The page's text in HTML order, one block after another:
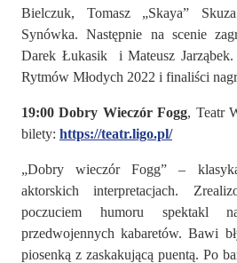
Bielczuk, Tomasz „Skaya”
Synówka. Następnie na scenie
Darek Łukasik i Mateusz Jarząbek.
Rytmów Młodych 2022 i finaliści
19:00 Dobry Wieczór Fogg, Teatr
bilety: https://teatr.ligo.pl/
„Dobry wieczór Fogg” –
aktorskich interpretacjach.
poczuciem humoru spektakl
przedwojennych kabaretów. Bawi
piosenką z zaskakującą puentą. Po